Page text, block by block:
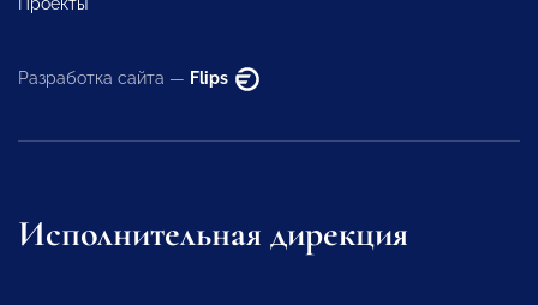
Проекты
Разработка сайта — Flips
Исполнительная дирекция